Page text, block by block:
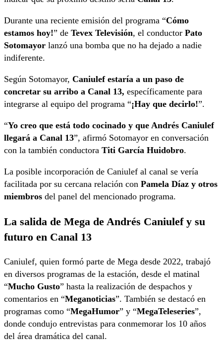
Durante una reciente emisión del programa “Cómo
estamos hoy!” de Tevex Televisión, el conductor Pato
Sotomayor lanzó una bomba que no ha dejado a nadie
indiferente.
Según Sotomayor, Caniulef estaría a un paso de
concretar su arribo a Canal 13, específicamente para
integrarse al equipo del programa “¡Hay que decirlo!”.
“Yo creo que está todo cocinado y que Andrés Caniulef
llegará a Canal 13”, afirmó Sotomayor en conversación
con la también conductora Titi García Huidobro.
La posible incorporación de Caniulef al canal se vería
facilitada por su cercana relación con Pamela Díaz y otros
miembros del panel del mencionado programa.
La salida de Mega de Andrés Caniulef y su
futuro en Canal 13
Caniulef, quien formó parte de Mega desde 2022, trabajó
en diversos programas de la estación, desde el matinal
“Mucho Gusto” hasta la realización de despachos y
comentarios en “Meganoticias”. También se destacó en
programas como “MegaHumor” y “MegaTeleseries”,
donde condujo entrevistas para conmemorar los 10 años
del área dramática del canal.